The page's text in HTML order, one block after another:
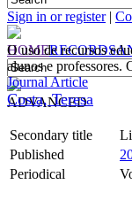
Sign in or register|
HOMERECORDS
ADVANCED
O uso de recursos
alunos e professores.
Journal Article
Costa, Teresa
Secondary title
Published
Periodical